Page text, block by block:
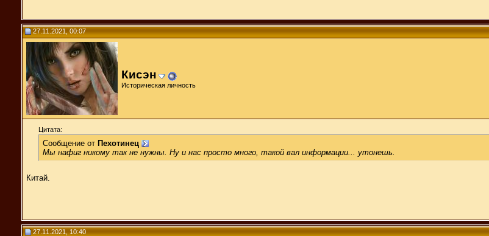
27.11.2021, 00:07
Кисэн
Историческая личность
Цитата:
Сообщение от Пехотинец
Мы нафиг никому так не нужны. Ну и нас просто много, такой вал информации... утонешь.
Китай.
27.11.2021, 10:40